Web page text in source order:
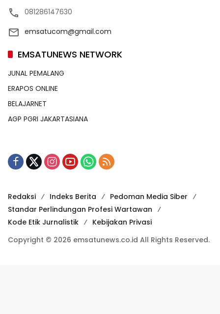
081286147630
emsatucom@gmail.com
EMSATUNEWS NETWORK
JUNAL PEMALANG
ERAPOS ONLINE
BELAJARNET
AGP PGRI JAKARTASIANA
Redaksi Indeks Berita
Pedoman Media Siber
Standar Perlindungan Profesi Wartawan
Kode Etik Jurnalistik
Kebijakan Privasi
Copyright © 2026 emsatunews.co.id All Rights Reserved.